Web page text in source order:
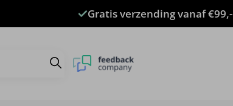
Gratis verzending vanaf €99,-